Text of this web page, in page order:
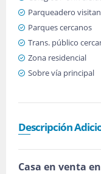
Parqueadero
Parques cercanos
Trans. público
Zona residencial
Sobre vía principal
Descripción
Casa en venta